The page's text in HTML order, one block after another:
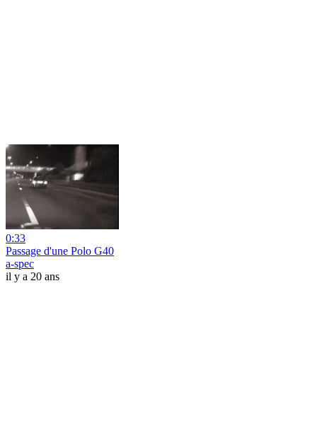
0:33
Passage d'une Polo G40
a-spec
il y a 20 ans